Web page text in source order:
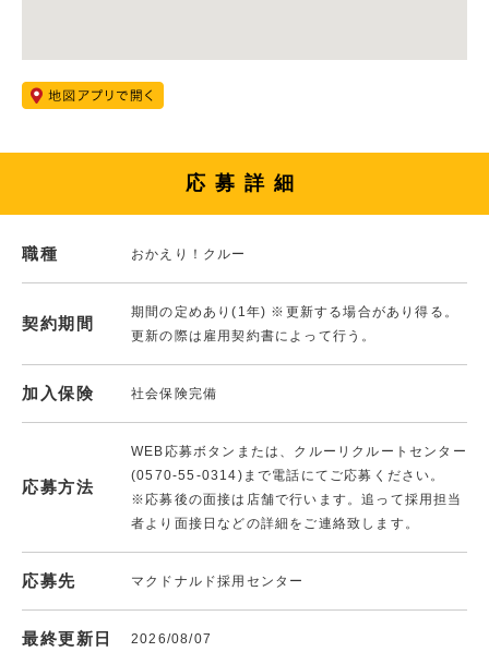
応募詳細
職種 おかえり！クルー
契約期間
期間の定めあり(1年) ※更新する場合があり得る。
更新の際は雇用契約書によって行う。
加入保険 社会保険完備
応募方法
WEB応募ボタンまたは、クルーリクルートセンター
(0570-55-0314)まで電話にてご応募ください。
※応募後の面接は店舗で行います。追って採用担当
者より面接日などの詳細をご連絡致します。
応募先 マクドナルド採用センター
最終更新日 2026/08/07